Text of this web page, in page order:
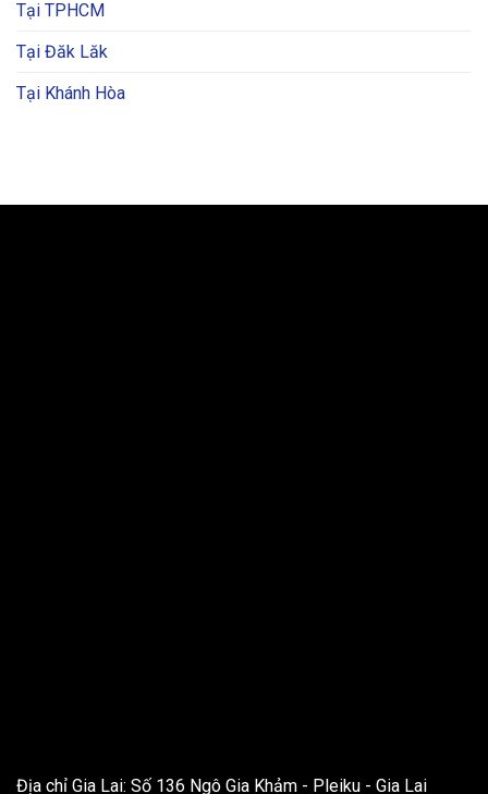
Tại TPHCM
Tại Đăk Lăk
Tại Khánh Hòa
Địa chỉ Gia Lai: Số 136 Ngô Gia Khảm - Pleiku - Gia Lai